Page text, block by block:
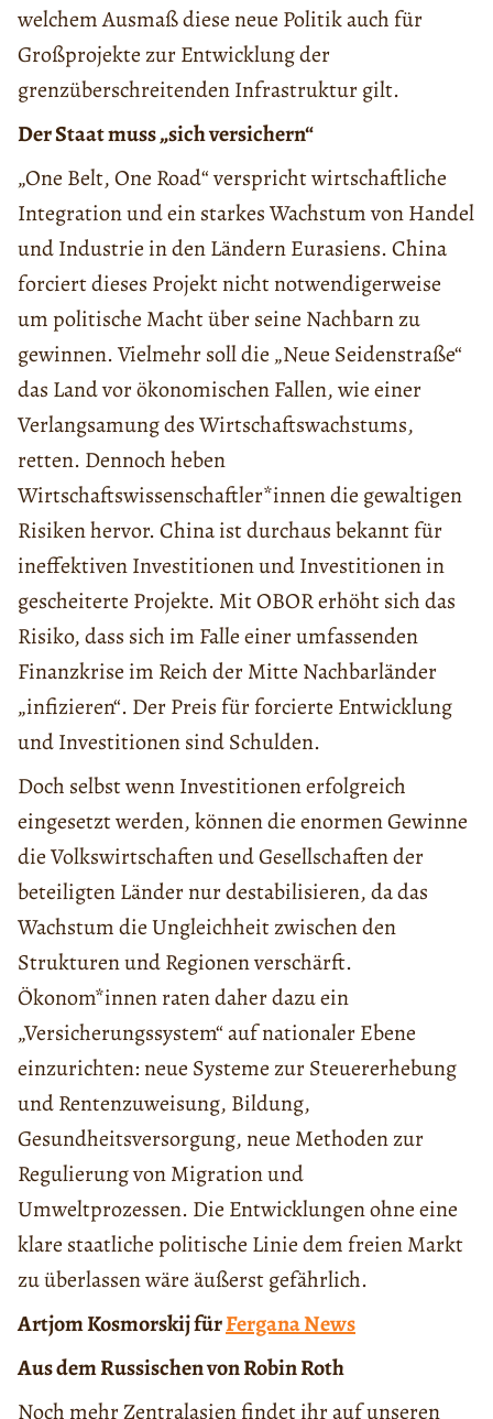
welchem Ausmaß diese neue Politik auch für
Großprojekte zur Entwicklung der
grenzüberschreitenden Infrastruktur gilt.
Der Staat muss „sich versichern“
„One Belt, One Road“ verspricht wirtschaftliche
Integration und ein starkes Wachstum von Handel
und Industrie in den Ländern Eurasiens. China
forciert dieses Projekt nicht notwendigerweise
um politische Macht über seine Nachbarn zu
gewinnen. Vielmehr soll die „Neue Seidenstraße“
das Land vor ökonomischen Fallen, wie einer
Verlangsamung des Wirtschaftswachstums,
retten. Dennoch heben
Wirtschaftswissenschaftler*innen die gewaltigen
Risiken hervor. China ist durchaus bekannt für
ineffektiven Investitionen und Investitionen in
gescheiterte Projekte. Mit OBOR erhöht sich das
Risiko, dass sich im Falle einer umfassenden
Finanzkrise im Reich der Mitte Nachbarländer
„infizieren“. Der Preis für forcierte Entwicklung
und Investitionen sind Schulden.
Doch selbst wenn Investitionen erfolgreich
eingesetzt werden, können die enormen Gewinne
die Volkswirtschaften und Gesellschaften der
beteiligten Länder nur destabilisieren, da das
Wachstum die Ungleichheit zwischen den
Strukturen und Regionen verschärft.
Ökonom*innen raten daher dazu ein
„Versicherungssystem“ auf nationaler Ebene
einzurichten: neue Systeme zur Steuererhebung
und Rentenzuweisung, Bildung,
Gesundheitsversorgung, neue Methoden zur
Regulierung von Migration und
Umweltprozessen. Die Entwicklungen ohne eine
klare staatliche politische Linie dem freien Markt
zu überlassen wäre äußerst gefährlich.
Artjom Kosmorskij fürFergana News
Aus dem Russischen von Robin Roth
Noch mehr Zentralasien findet ihr auf unseren